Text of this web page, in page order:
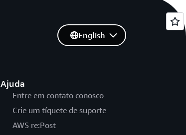
Ajuda
Entre em contato conosco
Crie um tíquete de suporte
AWS re:Post
English